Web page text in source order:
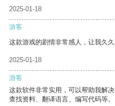
2025-01-18
游客
这款游戏的剧情非常感人，让我久久
2025-01-18
游客
这款软件非常实用，可以帮助我解
查找资料、翻译语言、编写代码等。